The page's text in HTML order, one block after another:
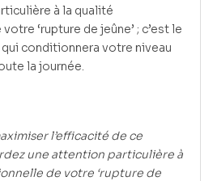
à la qualité
‘rupture de jeûne’ ; c’est le
conditionnera votre niveau
la journée.
l’efficacité de ce
une attention particulière à
de votre ‘rupture de